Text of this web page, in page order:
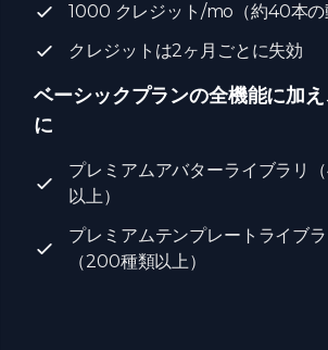
1000 クレジット/mo（約40本の
クレジットは2ヶ月ごとに失効
ベーシックプランの全機能に加
に
プレミアムアバターライブラリ
以上）
プレミアムテンプレートライブラ
（200種類以上）